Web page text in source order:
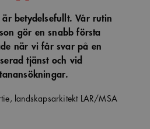
betydelsefullt. Vår rutin
gör en snabb första
när vi får svar på en
tjänst och vid
landskapsarkitekt LAR/MSA